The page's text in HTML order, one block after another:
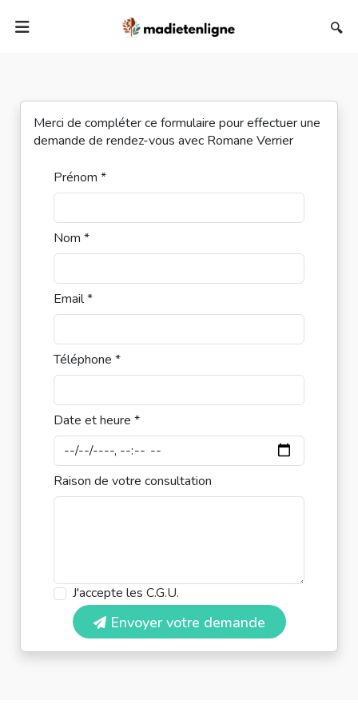
🔍
Merci de compléter ce formulaire pour effectuer une
demande de rendez-vous avec Romane Verrier
Prénom *
Nom *
Email *
Téléphone *
Date et heure *
Raison de votre consultation
J'accepte les C.G.U.
Envoyer votre demande